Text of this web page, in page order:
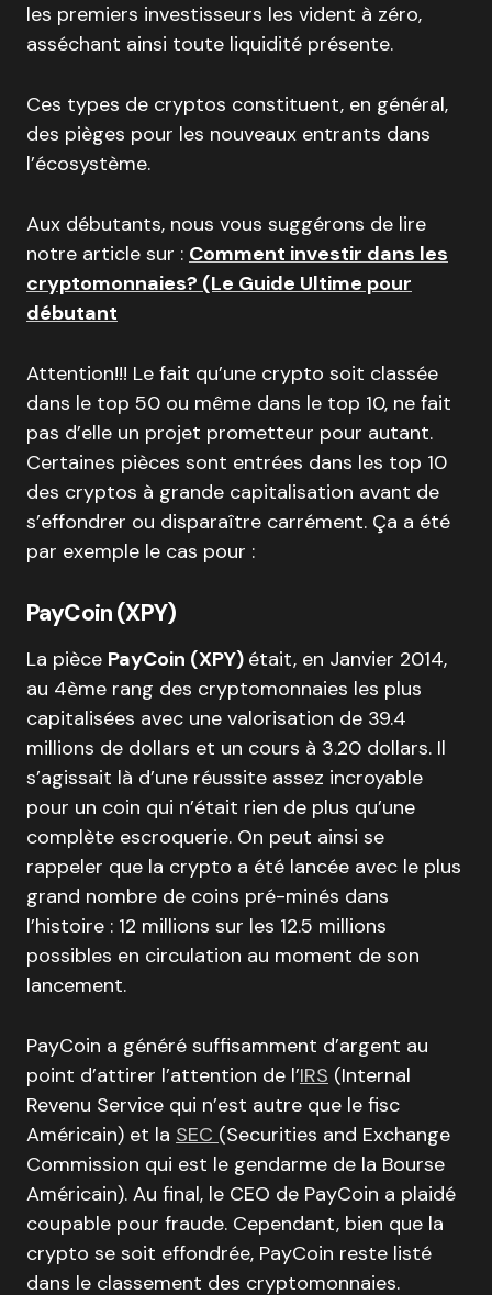
les premiers investisseurs les vident à zéro,
asséchant ainsi toute liquidité présente.
Ces types de cryptos constituent, en général,
des pièges pour les nouveaux entrants dans
l’écosystème.
Aux débutants, nous vous suggérons de lire
notre article sur : Comment investir dans les
cryptomonnaies? (Le Guide Ultime pour
débutant
Attention!!! Le fait qu’une crypto soit classée
dans le top 50 ou même dans le top 10, ne fait
pas d’elle un projet prometteur pour autant.
Certaines pièces sont entrées dans les top 10
des cryptos à grande capitalisation avant de
s’effondrer ou disparaître carrément. Ça a été
par exemple le cas pour :
PayCoin (XPY)
La pièce PayCoin (XPY) était, en Janvier 2014,
au 4ème rang des cryptomonnaies les plus
capitalisées avec une valorisation de 39.4
millions de dollars et un cours à 3.20 dollars. Il
s’agissait là d’une réussite assez incroyable
pour un coin qui n’était rien de plus qu’une
complète escroquerie. On peut ainsi se
rappeler que la crypto a été lancée avec le plus
grand nombre de coins pré-minés dans
l’histoire : 12 millions sur les 12.5 millions
possibles en circulation au moment de son
lancement.
PayCoin a généré suffisamment d’argent au
point d’attirer l’attention de l’IRS (Internal
Revenu Service qui n’est autre que le fisc
Américain) et la SEC (Securities and Exchange
Commission qui est le gendarme de la Bourse
Américain). Au final, le CEO de PayCoin a plaidé
coupable pour fraude. Cependant, bien que la
crypto se soit effondrée, PayCoin reste listé
dans le classement des cryptomonnaies.